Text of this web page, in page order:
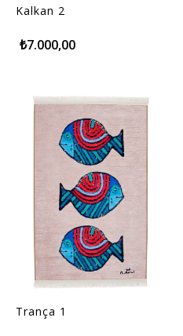
Kalkan 2
₺7.000,00
Trança 1